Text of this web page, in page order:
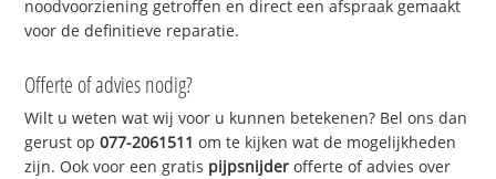
noodvoorziening getroffen en direct een afspraak gemaakt
voor de definitieve reparatie.
Offerte of advies nodig?
Wilt u weten wat wij voor u kunnen betekenen? Bel ons dan
gerust op077-2061511 om te kijken wat de mogelijkheden
zijn. Ook voor een gratis pijpsnijder offerte of advies over